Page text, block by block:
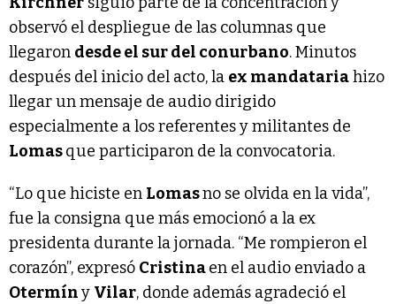
observó el despliegue de las columnas que
llegaron desde el sur del conurbano. Minutos
después del inicio del acto, la ex mandatariahizo
llegar un mensaje de audio dirigido
especialmente a los referentes y militantes de
Lomasque participaron de la convocatoria.
“Lo que hiciste en Lomasno se olvida en la vida”,
fue la consigna que más emocionó a la ex
presidenta durante la jornada. “Me rompieron el
corazón”, expresó Cristinaen el audio enviado a
Otermíny Vilar, donde además agradeció el